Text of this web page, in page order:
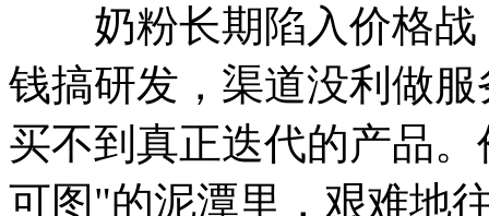
奶粉长期陷入价格战
钱搞研发，渠道没利做
买不到真正迭代的产品
可图"的泥潭里，艰难地